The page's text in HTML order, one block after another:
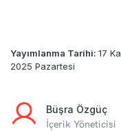
Yayımlanma Tarihi: 17
2025 Pazartesi
Büşra Özgüç
İçerik Yöneticisi